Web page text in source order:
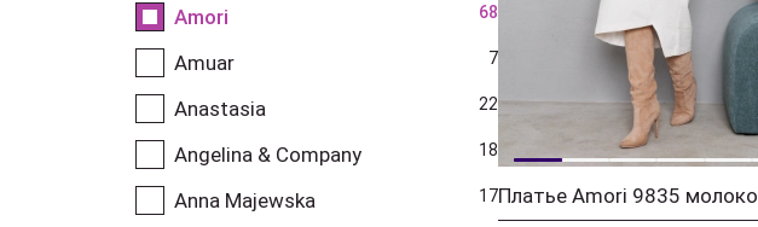
Amori 68
Amuar 7
Anastasia 22
Angelina & Company 18
Anna Majewska 17Платье Amori 9835 молоко